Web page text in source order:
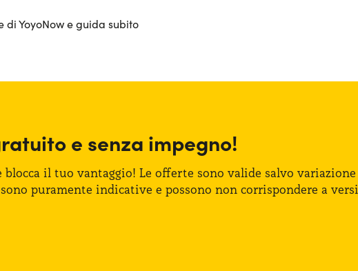
YoyoNow e guida subito
e senza impegno!
blocca il tuo vantaggio! Le offerte sono valide salvo
puramente indicative e possono non corrispondere a